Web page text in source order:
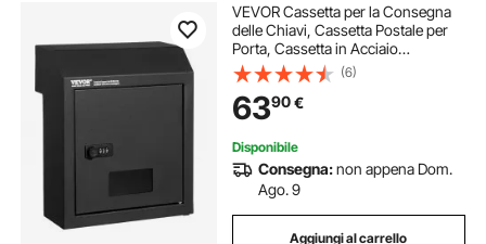
VEVOR Cassetta per la Consegna
delle Chiavi, Cassetta Postale per
Porta, Cassetta in Acciaio
Resistente con Serratura a
Combinazione Cassetta per Posta,
Nero 305 x 155 x 360 mm Spessore
Parete 43 mm
(6)
6390€
Disponibile
Consegna:non appena Dom.
Ago. 9
Aggiungi al carrello